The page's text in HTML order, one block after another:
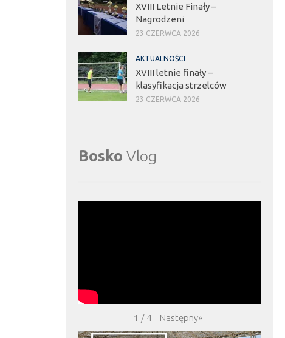
XVIII Letnie Finały –
Nagrodzeni
23 CZERWCA 2026
AKTUALNOŚCI
XVIII letnie finały –
klasyfikacja strzelców
23 CZERWCA 2026
Bosko Vlog
1 / 4 Następny»